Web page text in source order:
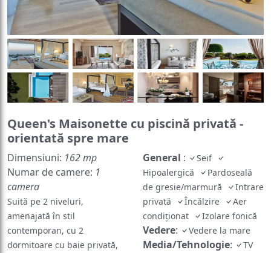
Queen's Maisonette cu piscină privată -
orientată spre mare
Dimensiuni: 162 mp
Numar de camere: 1
camera
Suită pe 2 niveluri,
amenajată în stil
contemporan, cu 2
dormitoare cu baie privată,
General :
Seif
Hipoalergică
Pardoseală
de gresie/marmură
Intrare
privată
Încălzire
Aer
condiționat
Izolare fonică
Vedere: Vedere la mare
Media/Tehnologie:
TV